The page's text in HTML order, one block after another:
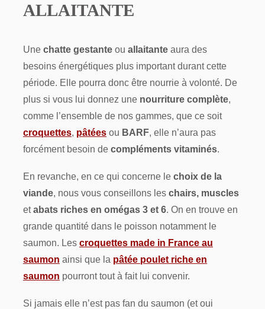
ALLAITANTE
Une chatte gestante ou allaitante aura des
besoins énergétiques plus important durant cette
période. Elle pourra donc être nourrie à volonté. De
plus si vous lui donnez une nourriture complète,
comme l’ensemble de nos gammes, que ce soit
croquettes, pâtées ou BARF, elle n’aura pas
forcément besoin de compléments vitaminés.
En revanche, en ce qui concerne le choix de la
viande, nous vous conseillons les chairs, muscles
etabats riches en omégas 3 et 6. On en trouve en
grande quantité dans le poisson notamment le
saumon. Les croquettes made in France au
saumon ainsi que la pâtée poulet riche en
saumon pourront tout à fait lui convenir.
Si jamais elle n’est pas fan du saumon (et oui